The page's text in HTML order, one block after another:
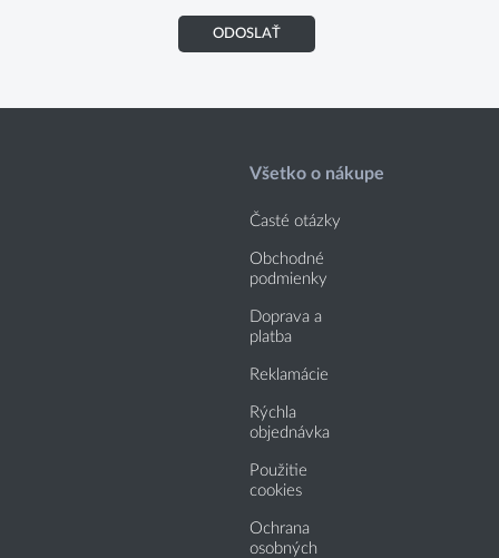
ODOSLAŤ
Všetko o nákupe
Časté otázky
Obchodné
podmienky
Doprava a
platba
Reklamácie
Rýchla
objednávka
Použitie
cookies
Ochrana
osobných